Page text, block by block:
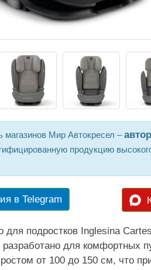
магазинов Мир Автокресел –
продукцию
в Telegram
для подростков Inglesina
для комфортных
от 100 до 150 см, что